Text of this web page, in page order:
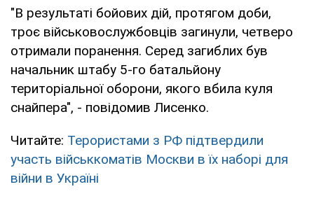
"В результаті бойових дій, протягом доби,
троє військовослужбовців загинули, четверо
отримали поранення. Серед загиблих був
начальник штабу 5-го батальйону
територіальної оборони, якого вбила куля
снайпера", - повідомив Лисенко.
Читайте: Терористами з РФ підтвердили
участь військкоматів Москви в їх наборі для
війни в Україні